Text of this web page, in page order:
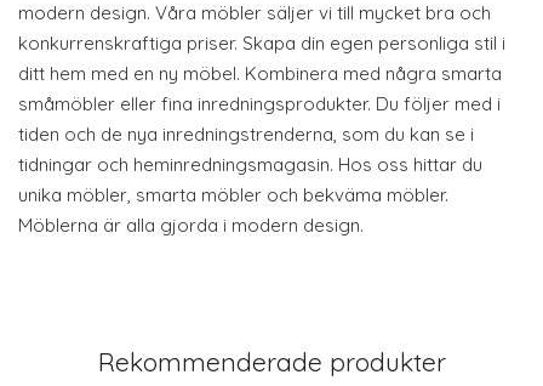
modern design. Våra möbler säljer vi till mycket bra och
konkurrenskraftiga priser. Skapa din egen personliga stil i
ditt hem med en ny möbel. Kombinera med några smarta
småmöbler eller fina inredningsprodukter. Du följer med i
tiden och de nya inredningstrenderna, som du kan se i
tidningar och heminredningsmagasin. Hos oss hittar du
unika möbler, smarta möbler och bekväma möbler.
Möblerna är alla gjorda i modern design.
Rekommenderade produkter